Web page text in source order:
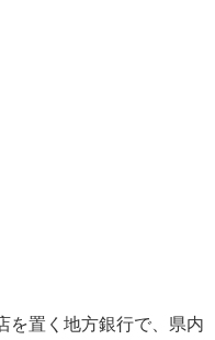
を置く地方銀行で、県内